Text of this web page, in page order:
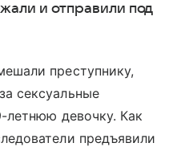
и отправили под
преступнику,
сексуальные
летнюю девочку. Как
предъявили